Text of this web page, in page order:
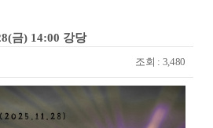
금) 14:00 강당
조회 : 3,480